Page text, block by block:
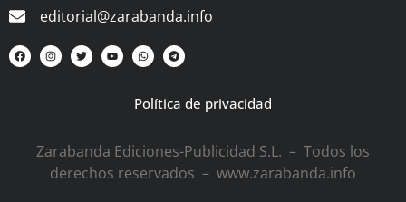
editorial@zarabanda.info
Política de privacidad
Zarabanda Ediciones-Publicidad S.L. – Todos los
derechos reservados – www.zarabanda.info